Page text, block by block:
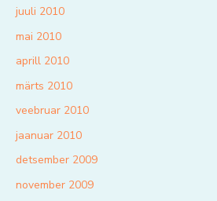
juuli 2010
mai 2010
aprill 2010
märts 2010
veebruar 2010
jaanuar 2010
detsember 2009
november 2009